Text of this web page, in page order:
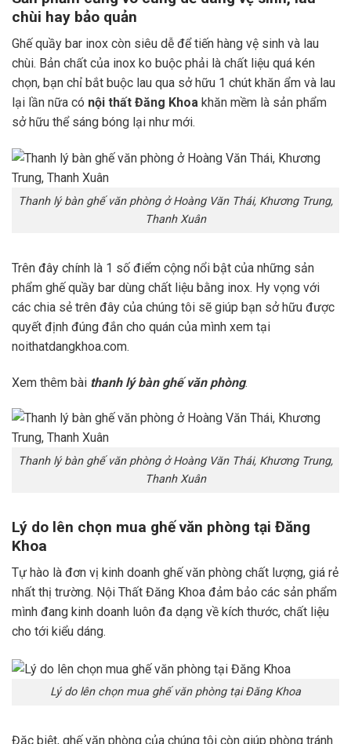
chùi hay bảo quản
Ghế quầy bar inox còn siêu dễ để tiến hàng vệ sinh và lau
chùi. Bản chất của inox ko buộc phải là chất liệu quá kén
chọn, bạn chỉ bắt buộc lau qua sở hữu 1 chút khăn ẩm và lau
lại lần nữa có nội thất Đăng Khoa khăn mềm là sản phẩm
sở hữu thể sáng bóng lại như mới.
Thanh lý bàn ghế văn phòng ở Hoàng Văn Thái, Khương Trung,
Thanh Xuân
Trên đây chính là 1 số điểm cộng nổi bật của những sản
phẩm ghế quầy bar dùng chất liệu bằng inox. Hy vọng với
các chia sẻ trên đây của chúng tôi sẽ giúp bạn sở hữu được
quyết định đúng đắn cho quán của mình xem tại
noithatdangkhoa.com.
Xem thêm bài thanh lý bàn ghế văn phòng.
Thanh lý bàn ghế văn phòng ở Hoàng Văn Thái, Khương Trung,
Thanh Xuân
Lý do lên chọn mua ghế văn phòng tại Đăng
Khoa
Tự hào là đơn vị kinh doanh ghế văn phòng chất lượng, giá rẻ
nhất thị trường. Nội Thất Đăng Khoa đảm bảo các sản phẩm
mình đang kinh doanh luôn đa dạng về kích thước, chất liệu
cho tới kiểu dáng.
Lý do lên chọn mua ghế văn phòng tại Đăng Khoa
Đặc biệt, ghế văn phòng của chúng tôi còn giúp phòng tránh